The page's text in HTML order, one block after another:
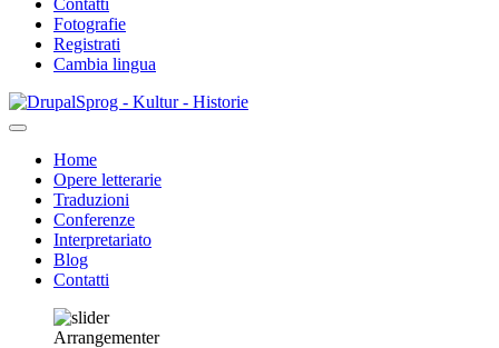
Contatti
Fotografie
Registrati
Cambia lingua
Salta
al
principale
Sprog - Kultur - Historie
Primær
navigation
Home
Opere letterarie
Traduzioni
Conferenze
Interpretariato
Blog
Contatti
Arrangementer